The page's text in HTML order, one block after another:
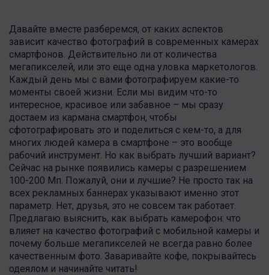
Давайте вместе разберемся, от каких аспектов
зависит качество фотографий в современных камерах
смартфонов. Действительно ли от количества
мегапикселей, или это еще одна уловка маркетологов.
Каждый день мы с вами фотографируем какие-то
моменты своей жизни. Если мы видим что-то
интересное, красивое или забавное – мы сразу
достаем из кармана смартфон, чтобы
сфотографировать это и поделиться с кем-то, а для
многих людей камера в смартфоне – это вообще
рабочий инструмент. Но как выбрать лучший вариант?
Сейчас на рынке появились камеры с разрешением
100-200 Мп. Пожалуй, они и лучшие? Не просто так на
всех рекламных баннерах указывают именно этот
параметр. Нет, друзья, это не совсем так работает.
Предлагаю выяснить, как выбрать камерофон: что
влияет на качество фотографий с мобильной камеры и
почему больше мегапикселей не всегда равно более
качественным фото. Заваривайте кофе, покрывайтесь
одеялом и начинайте читать!